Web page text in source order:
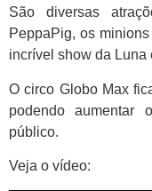
São diversas
PeppaPig, os
incrível show da Luna
O circo Globo Max
podendo aumentar
público.
Veja o vídeo: